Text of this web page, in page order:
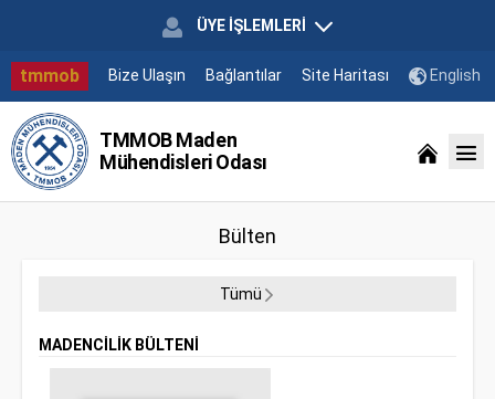
ÜYE İŞLEMLERİ
tmmob Bize Ulaşın Bağlantılar Site Haritası English
TMMOB Maden
Mühendisleri Odası
Bülten
Tümü
MADENCİLİK BÜLTENİ